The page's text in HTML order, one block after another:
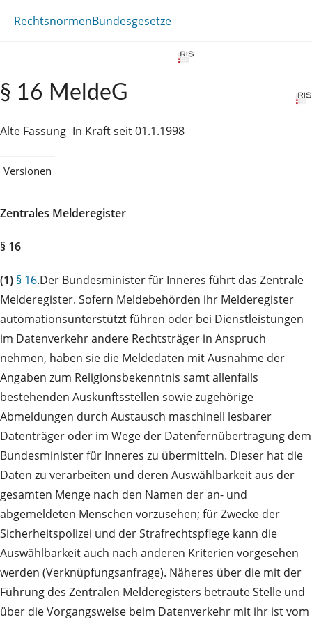
RechtsnormenBundesgesetze
§ 16 MeldeG
Alte Fassung In Kraft seit 01.1.1998
Versionen
Zentrales Melderegister
§ 16
(1) § 16.Der Bundesminister für Inneres führt das Zentrale
Melderegister. Sofern Meldebehörden ihr Melderegister
automationsunterstützt führen oder bei Dienstleistungen
im Datenverkehr andere Rechtsträger in Anspruch
nehmen, haben sie die Meldedaten mit Ausnahme der
Angaben zum Religionsbekenntnis samt allenfalls
bestehenden Auskunftsstellen sowie zugehörige
Abmeldungen durch Austausch maschinell lesbarer
Datenträger oder im Wege der Datenfernübertragung dem
Bundesminister für Inneres zu übermitteln. Dieser hat die
Daten zu verarbeiten und deren Auswählbarkeit aus der
gesamten Menge nach den Namen der an- und
abgemeldeten Menschen vorzusehen; für Zwecke der
Sicherheitspolizei und der Strafrechtspflege kann die
Auswählbarkeit auch nach anderen Kriterien vorgesehen
werden (Verknüpfungsanfrage). Näheres über die mit der
Führung des Zentralen Melderegisters betraute Stelle und
über die Vorgangsweise beim Datenverkehr mit ihr ist vom